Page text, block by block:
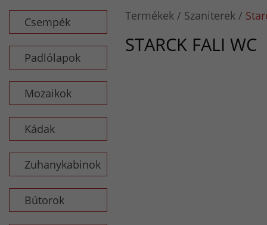
Csempék
Padlólapok
Mozaikok
Kádak
Zuhanykabinok
Bútorok
Termékek Szaniterek
STARCK FALI WC